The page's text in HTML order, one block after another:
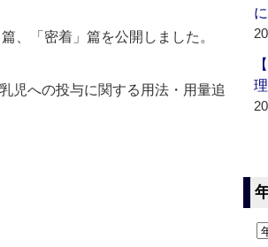
、「密着」篇を公開しました。
児への投与に関する用法・用量追